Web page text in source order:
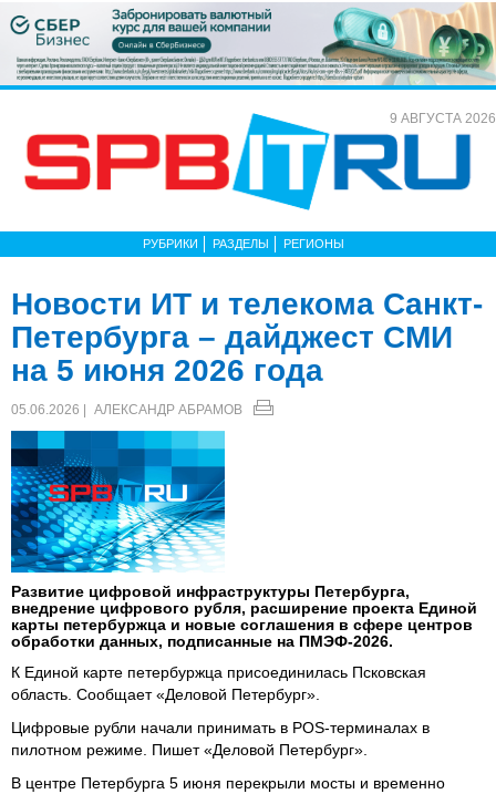
9 АВГУСТА 2026
РУБРИКИ РАЗДЕЛЫ РЕГИОНЫ
Новости ИТ и телекома Санкт-
Петербурга – дайджест СМИ
на 5 июня 2026 года
05.06.2026 | АЛЕКСАНДР АБРАМОВ
Развитие цифровой инфраструктуры Петербурга,
внедрение цифрового рубля, расширение проекта Единой
карты петербуржца и новые соглашения в сфере центров
обработки данных, подписанные на ПМЭФ-2026.
К Единой карте петербуржца присоединилась Псковская
область. Сообщает «Деловой Петербург».
Цифровые рубли начали принимать в POS-терминалах в
пилотном режиме. Пишет «Деловой Петербург».
В центре Петербурга 5 июня перекрыли мосты и временно